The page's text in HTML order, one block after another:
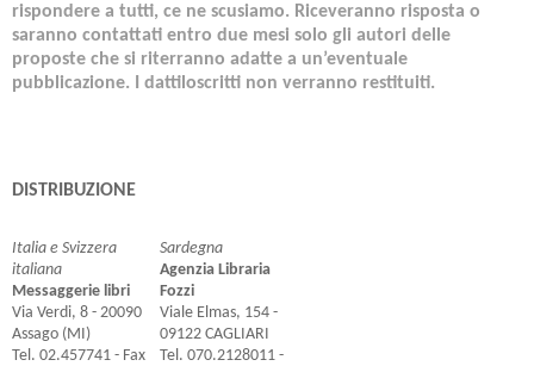
rispondere a tutti, ce ne scusiamo. Riceveranno risposta o
saranno contattati entro due mesi solo gli autori delle
proposte che si riterranno adatte a un’eventuale
pubblicazione. I dattiloscritti non verranno restituiti.
DISTRIBUZIONE
Italia e Svizzera
italiana
Messaggerie libri
Via Verdi, 8 - 20090
Assago (MI)
Tel. 02.457741 - Fax
Sardegna
Agenzia Libraria
Fozzi
Viale Elmas, 154 -
09122 CAGLIARI
Tel. 070.2128011 -